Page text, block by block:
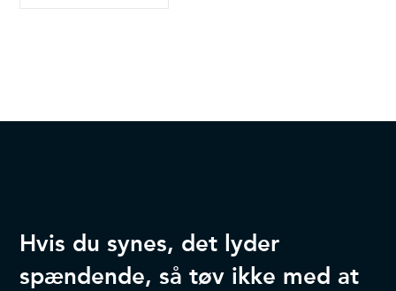
Hvis du synes, det lyder
spændende, så tøv ikke med at